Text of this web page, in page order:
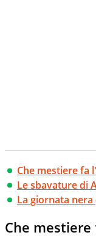
Che mestiere fa
Le sbavature di
La giornata
Che mestiere